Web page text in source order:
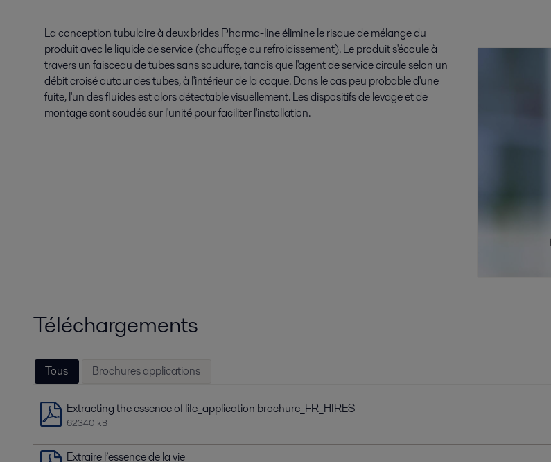
La conception tubulaire à deux brides Pharma-line élimine le risque de mélange du
produit avec le liquide de service (chauffage ou refroidissement). Le produit s'écoule à
travers un faisceau de tubes sans soudure, tandis que l'agent de service circule selon un
débit croisé autour des tubes, à l'intérieur de la coque. Dans le cas peu probable d'une
fuite, l'un des fluides est alors détectable visuellement. Les dispositifs de levage et de
montage sont soudés sur l'unité pour faciliter l'installation.
Téléchargements
Tous Brochures applications
Extracting the essence of life_application brochure_FR_HIRES
62340 kB
Extraire l’essence de la vie